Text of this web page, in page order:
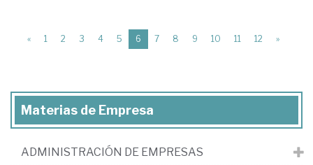
« 1 2 3 4 5 6 (current)
7 8 9 10 11 12 »
Materias de Empresa
ADMINISTRACIÓN DE EMPRESAS